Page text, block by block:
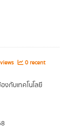
0 recent
งกับเทคโนโลยี